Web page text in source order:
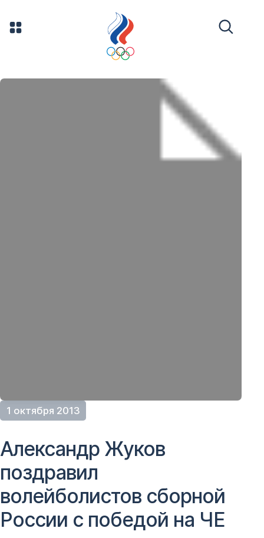
1 октября 2013
Александр Жуков
поздравил
волейболистов сборной
России с победой на ЧЕ